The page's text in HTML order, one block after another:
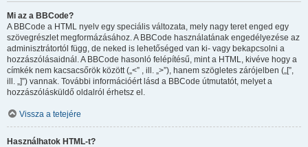
Mi az a BBCode?
A BBCode a HTML nyelv egy speciális változata, mely nagy teret enged egy
szövegrészlet megformázásához. A BBCode használatának engedélyezése az
adminisztrátortól függ, de neked is lehetőséged van ki- vagy bekapcsolni a
hozzászólásaidnál. A BBCode hasonló felépítésű, mint a HTML, kivéve hogy a
címkék nem kacsacsőrök között („<” , ill. „>”), hanem szögletes zárójelben („[”,
ill. „]”) vannak. További információért lásd a BBCode útmutatót, melyet a
hozzászólásküldő oldalról érhetsz el.
Vissza a tetejére
Használhatok HTML-t?